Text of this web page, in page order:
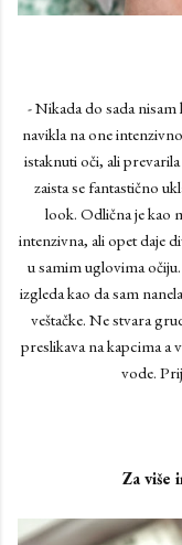
- Nikada do sada
navikla na one
istaknuti oči, ali
zaista se fantastično
look. Odlična je kao
intenzivna, ali opet daje
u samim uglovima
izgleda kao da sam
veštačke. Ne stvara
preslikava na kapcima a
vode.
Za više